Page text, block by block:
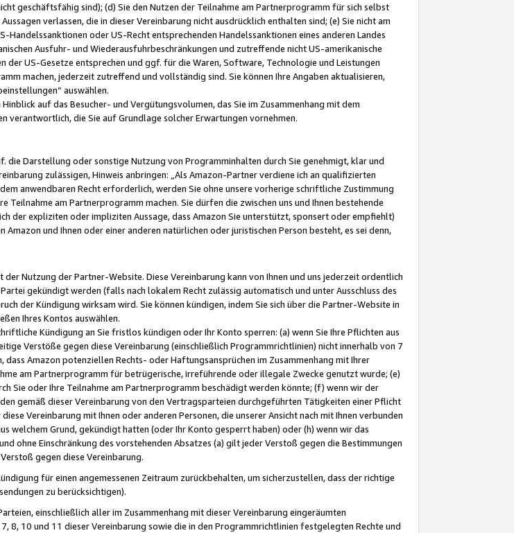
geschäftsfähig sind); (d) Sie den Nutzen der Teilnahme am Partnerprogramm für sich selbst
verlassen, die in dieser Vereinbarung nicht ausdrücklich enthalten sind; (e) Sie nicht am
oder US-Recht entsprechenden Handelssanktionen eines anderen Landes
Ausfuhr- und Wiederausfuhrbeschränkungen und zutreffende nicht US-amerikanische
US-Gesetze entsprechen und ggf. für die Waren, Software, Technologie und Leistungen
machen, jederzeit zutreffend und vollständig sind. Sie können Ihre Angaben aktualisieren,
auswählen.
auf das Besucher- und Vergütungsvolumen, das Sie im Zusammenhang mit dem
die Sie auf Grundlage solcher Erwartungen vornehmen.
die Darstellung oder sonstige Nutzung von Programminhalten durch Sie genehmigt, klar und
zulässigen, Hinweis anbringen: „Als Amazon-Partner verdiene ich an qualifizierten
anwendbaren Recht erforderlich, werden Sie ohne unsere vorherige schriftliche Zustimmung
am Partnerprogramm machen. Sie dürfen die zwischen uns und Ihnen bestehende
der expliziten oder impliziten Aussage, dass Amazon Sie unterstützt, sponsert oder empfiehlt)
und Ihnen oder einer anderen natürlichen oder juristischen Person besteht, es sei denn,
Nutzung der Partner-Website. Diese Vereinbarung kann von Ihnen und uns jederzeit ordentlich
gekündigt werden (falls nach lokalem Recht zulässig automatisch und unter Ausschluss des
der Kündigung wirksam wird. Sie können kündigen, indem Sie sich über die Partner-Website in
Ihres Kontos auswählen.
Kündigung an Sie fristlos kündigen oder Ihr Konto sperren: (a) wenn Sie Ihre Pflichten aus
Verstöße gegen diese Vereinbarung (einschließlich Programmrichtlinien) nicht innerhalb von 7
dass Amazon potenziellen Rechts- oder Haftungsansprüchen im Zusammenhang mit Ihrer
am Partnerprogramm für betrügerische, irreführende oder illegale Zwecke genutzt wurde; (e)
Sie oder Ihre Teilnahme am Partnerprogramm beschädigt werden könnte; (f) wenn wir der
gemäß dieser Vereinbarung von den Vertragsparteien durchgeführten Tätigkeiten einer Pflicht
Vereinbarung mit Ihnen oder anderen Personen, die unserer Ansicht nach mit Ihnen verbunden
welchem Grund, gekündigt hatten (oder Ihr Konto gesperrt haben) oder (h) wenn wir das
ohne Einschränkung des vorstehenden Absatzes (a) gilt jeder Verstoß gegen die Bestimmungen
gegen diese Vereinbarung.
für einen angemessenen Zeitraum zurückbehalten, um sicherzustellen, dass der richtige
zu berücksichtigen).
einschließlich aller im Zusammenhang mit dieser Vereinbarung eingeräumten
8, 10 und 11 dieser Vereinbarung sowie die in den Programmrichtlinien festgelegten Rechte und